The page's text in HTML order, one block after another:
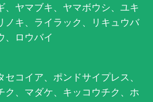
、ヤマブキ、ヤマボウシ、ユキ
ノキ、ライラック、リキュウバ
、ロウバイ
コイア、ポンドサイプレス、
ク、マダケ、キッコウチク、ホ